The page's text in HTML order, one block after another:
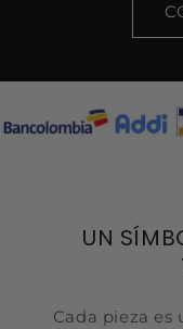
UN
Cada pieza es